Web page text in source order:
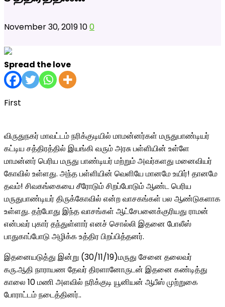
November 30, 2019100
Spread the love
First
விருதுநகர் மாவட்டம் நரிக்குடியில் மாமன்னர்கள் மருதுபாண்டியர்
கட்டிய சத்திரத்தில் இயங்கி வரும் அரசு பள்ளியின் உள்ளே
மாமன்னர் பெரிய மருது பாண்டியர் மற்றும் அவர்களது மனைவியர்
கோவில் உள்ளது. அந்த பள்ளியின் வெளியே மானமே உயிர்! தானமே
தவம்! சிவகங்கையை சீரோடும் சிறப்போடும் ஆண்ட பெரிய
மருதுபாண்டியர் திருக்கோவில் என்ற வாசகங்கள் பல ஆண்டுகளாக
உள்ளது. தற்போது இந்த வாசங்கள் ஆட்சேபனைக்குரியது ராமன்
என்பவர் புகார் தந்துள்ளார் எனச் சொல்லி இதனை போலீஸ்
பாதுகாப்போடு அழிக்க உத்திர பிறப்பித்தனர்.
இதனையடுத்து இன்று (30/11/19)மருது சேனை தலைவர்
கரு.ஆதி நாராயண தேவர் திரளானோருடன் இதனை கண்டித்து
காலை 10 மணி அளவில் நரிக்குடி யூனியன் ஆபீஸ் முற்றுகை
போராட்டம் நடைத்தினர்..